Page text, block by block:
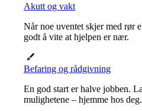
Akutt og vakt
Når noe uventet skjer med rør
godt å vite at hjelpen er nær.
Befaring og rådgivning
En god start er halve jobben.
mulighetene – hjemme hos deg.